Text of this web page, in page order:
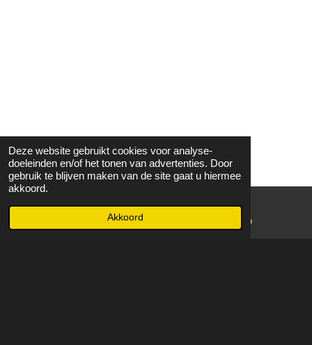
Deze website gebruikt cookies voor analyse-
doeleinden en/of het tonen van advertenties. Door
gebruik te blijven maken van de site gaat u hiermee
akkoord.
Akkoord WhatsApp